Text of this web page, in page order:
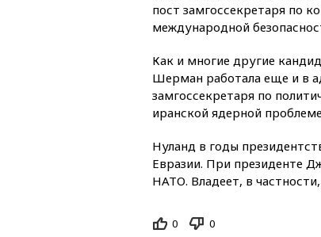
пост замгоссекретаря по
международной
Как и многие другие
Шерман работала еще и в
замгоссекретаря по
иранской ядерной
Нуланд в годы
Евразии. При
НАТО. Владеет, в
0 0